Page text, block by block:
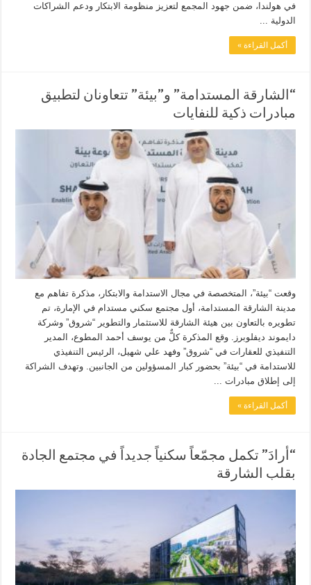
في هولندا، ضمن جهود المجمع لتعزيز منظومة الابتكار ودعم الشراكات
الدولية ...
أكمل القراءة »
“الشارقة المستدامة” و”بيئة” تتعاونان لتطبيق
مبادرات ذكية للنفايات
وقعت “بيئة”، المتخصصة في مجال الاستدامة والابتكار، مذكرة تفاهم مع
مدينة الشارقة المستدامة، أول مجتمع سكني مستدام في الإمارة، تم
تطويره بالتعاون بين هيئة الشارقة للاستثمار والتطوير “شروق” وشركة
دايموند ديفلوبرز. وقع المذكرة كلٌّ من يوسف أحمد المطوع، المدير
التنفيذي للعقارات في “شروق” وفهد علي شهيل، الرئيس التنفيذي
للاستدامة في “بيئة” بحضور كبار المسؤولين من الجانبين. وتهدف الشراكة
إلى إطلاق مبادرات ...
أكمل القراءة »
“أرادَ” تكمل مجمّعاً سكنياً جديداً في مجتمع الجادة
بقلب الشارقة